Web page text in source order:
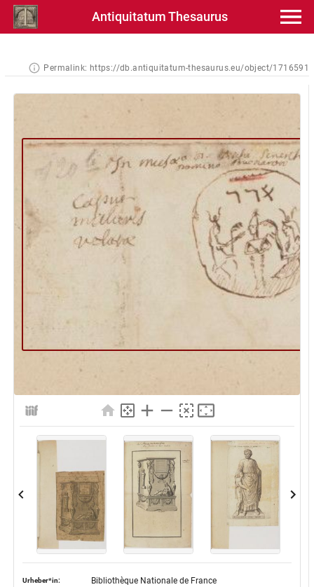
Antiquitatum Thesaurus
Permalink: https://db.antiquitatum-thesaurus.eu/object/1716591
Urheber*in: Bibliothèque Nationale de France